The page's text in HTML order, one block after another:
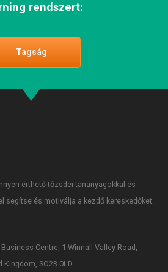
rendszert:
Tagság
érthető tőzsdei tananyagokkal és
segítse és motiválja a kezdő kereskedőket.
Centre, 1 Winnall Valley Road,
Kingdom, SO23 0LD